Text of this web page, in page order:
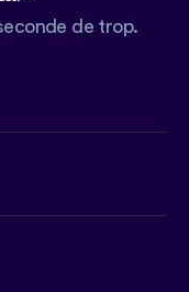
de trop.